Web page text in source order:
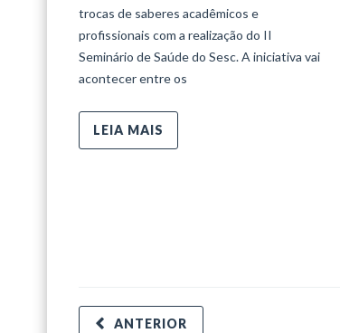
trocas de saberes acadêmicos e
profissionais com a realização do II
Seminário de Saúde do Sesc. A iniciativa vai
acontecer entre os
LEIA MAIS
ANTERIOR